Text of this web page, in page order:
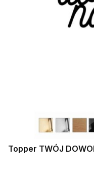
Topper TWÓJ